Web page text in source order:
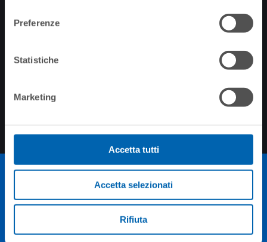
Preferenze
Statistiche
Marketing
Accetta tutti
Accetta selezionati
Rifiuta
Kurze Mitteilung Art. 13 DSGVO Datenverarbeitung
679/2016 beachten Sie bitte, dass die angegebenen Daten
ausschließlich zur Beantwortung Ihrer Anfrage verarbeitet
Seite:Privacy policy